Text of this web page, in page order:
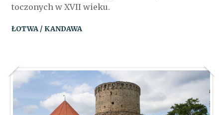
toczonych w XVII wieku.
ŁOTWA / KANDAWA